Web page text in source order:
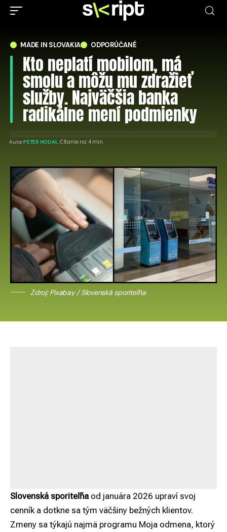
MADE IN SLOVAKIA ODPORÚČANÉ
Kto neplatí mobilom, má
smolu a môžu mu zdražieť
služby. Najväčšia banka
radikálne mení podmienky
Autor:PETER HODAL Čítanie na 4 min.
Zdroj: Pixabay / Slovenská sporiteľňa
Slovenská sporiteľňa od januára 2026 upraví svoj
cenník a dotkne sa tým väčšiny bežných klientov.
Zmeny sa týkajú najmä programu Moja odmena, ktorý